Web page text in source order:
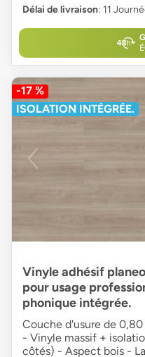
Délai de livraison: 11
-17 %
ISOLATION INTÉGRÉE.
Vinyle adhésif
pour usage
phonique intégrée.
Couche d'usure de
- Vinyle massif +
côtés) - Aspect bois -